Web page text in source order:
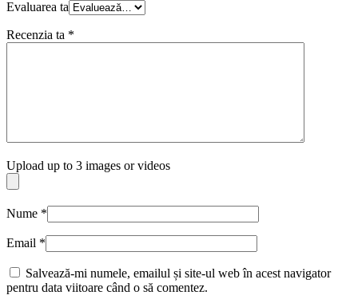
Evaluarea ta
Recenzia ta *
Upload up to 3 images or videos
Nume *
Email *
Salvează-mi numele, emailul și site-ul web în acest navigator
pentru data viitoare când o să comentez.